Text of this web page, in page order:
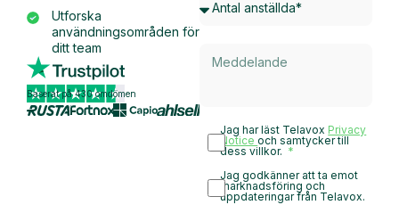
Utforska
användningsområden för
ditt team
Baserat på 430 omdömen
Jag har läst Telavox Privacy
Noticeoch samtycker till
dess villkor.
Jag godkänner att ta emot
marknadsföring och
uppdateringar från Telavox.